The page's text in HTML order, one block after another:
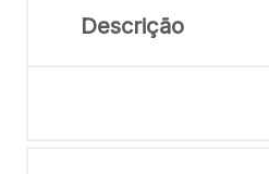
Descrição